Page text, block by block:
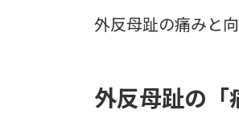
外反母趾の痛みと
外反母趾の「